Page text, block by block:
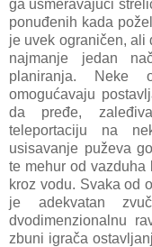
ga usmeravajući
ponuđenih kada
je uvek ograničen, ali
najmanje jedan
planiranja. Neke
omogućavaju
da pređe,
teleportaciju na
usisavanje puževa
te mehur od vazduha
kroz vodu. Svaka od
je adekvatan
dvodimenzionalnu
zbuni igrača